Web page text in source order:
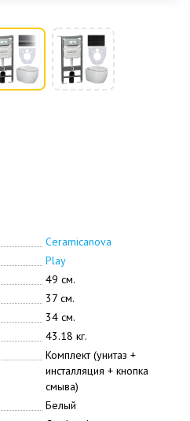
Ceramicanova
Play
49 см.
37 см.
34 см.
43.18 кг.
Комплект (унитаз +
инсталляция + кнопка
смыва)
Белый